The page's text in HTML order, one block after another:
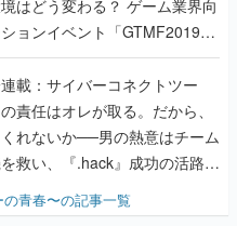
はどう変わる？ ゲーム業界向
ョンイベント「GTMF2019」
り理解を深めよう【PR】
連載：サイバーコネクトツー
責任はオレが取る。だから、
れないか──男の熱意はチーム
救い、『.hack』成功の活路を
プ』色だった【若ゲのいた
青春〜の記事一覧